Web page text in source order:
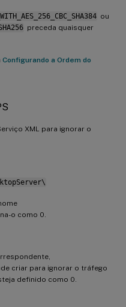
ou
preceda quaisquer
Configurando a Ordem do
XML para ignorar o
o como 0.
criar para ignorar o tráfego
definido como 0.